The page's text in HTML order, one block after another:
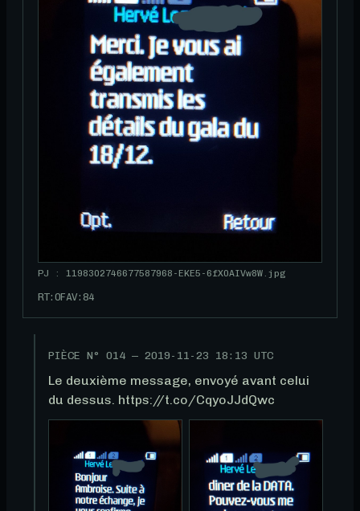
PJ : 1198302746677587968-EKE5-6fX0AIVw8W.jpg
RT: 0FAV: 84
PIÈCE N°014 —2019-11-23 18:13 UTC
Le deuxième message, envoyé avant celui
du dessus. https://t.co/CqyoJJdQwc